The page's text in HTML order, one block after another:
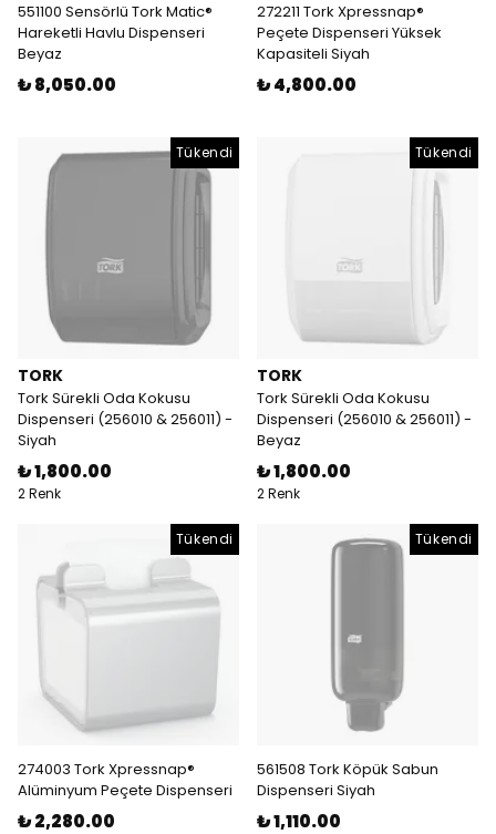
551100 Sensörlü Tork Matic®
Hareketli Havlu Dispenseri
Beyaz
₺ 8,050.00
272211 Tork Xpressnap®
Peçete Dispenseri Yüksek
Kapasiteli Siyah
₺ 4,800.00
Tükendi
TORK
Tork Sürekli Oda Kokusu
Dispenseri (256010 & 256011) -
Siyah
₺ 1,800.00
2 Renk
Tükendi
TORK
Tork Sürekli Oda Kokusu
Dispenseri (256010 & 256011) -
Beyaz
₺ 1,800.00
2 Renk
Tükendi
274003 Tork Xpressnap®
Alüminyum Peçete Dispenseri
₺ 2,280.00
Tükendi
561508 Tork Köpük Sabun
Dispenseri Siyah
₺ 1,110.00